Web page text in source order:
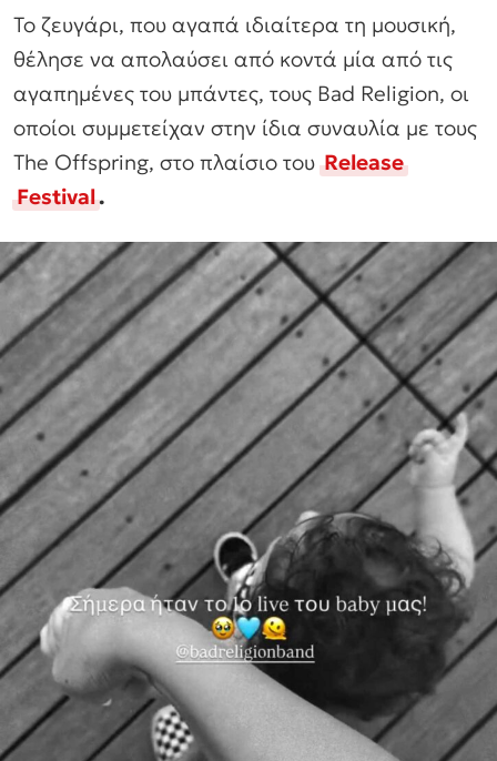
Το ζευγάρι, που αγαπά ιδιαίτερα τη μουσική,
θέλησε να απολαύσει από κοντά μία από τις
αγαπημένες του μπάντες, τους Bad Religion, οι
οποίοι συμμετείχαν στην ίδια συναυλία με τους
The Offspring, στο πλαίσιο τουRelease
Festival.